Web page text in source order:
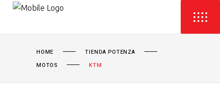
HOME
TIENDA POTENZA
MOTOS
KTM